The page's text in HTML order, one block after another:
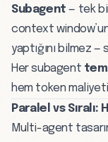
Subagent — tek
context
yaptığını bilmez
Her subagent
hem token
Paralel vs Sıralı:
Multi-agent